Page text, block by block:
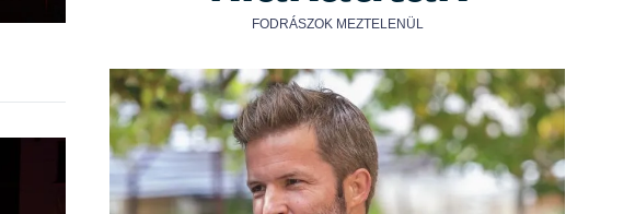
FODRÁSZOK MEZTELENÜL